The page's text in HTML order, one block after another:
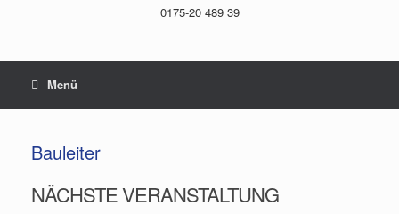
0175-20 489 39
Menü
Bauleiter
NÄCHSTE VERANSTALTUNG